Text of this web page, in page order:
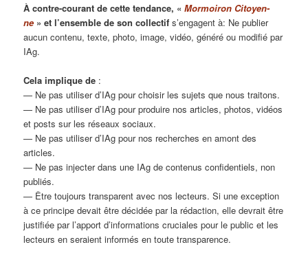
À contre-courant de cette tendance, «Mormoiron Citoyen-
ne» et l’ensemble de son collectif s’engagent à: Ne publier
aucun contenu, texte, photo, image, vidéo, généré ou modifié par
IAg.
Cela implique de :
— Ne pas utiliser d’IAg pour choisir les sujets que nous traitons.
— Ne pas utiliser d’IAg pour produire nos articles, photos, vidéos
et posts sur les réseaux sociaux.
— Ne pas utiliser d’IAg pour nos recherches en amont des
articles.
— Ne pas injecter dans une IAg de contenus confidentiels, non
publiés.
— Être toujours transparent avec nos lecteurs. Si une exception
à ce principe devait être décidée par la rédaction, elle devrait être
justifiée par l’apport d’informations cruciales pour le public et les
lecteurs en seraient informés en toute transparence.